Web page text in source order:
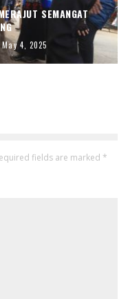
SEMANGAT
May 4, 2025
fields are marked *